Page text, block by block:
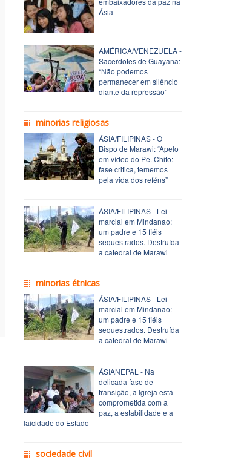
Ásia
AMÉRICA/VENEZUELA -
Sacerdotes de Guayana:
“Não podemos
permanecer em silêncio
diante da repressão”
minorias religiosas
ÁSIA/FILIPINAS - O
Bispo de Marawi: “Apelo
em vídeo do Pe. Chito:
fase critica, tememos
pela vida dos reféns”
ÁSIA/FILIPINAS - Lei
marcial em Mindanao:
um padre e 15 fiéis
sequestrados. Destruída
a catedral de Marawi
minorias étnicas
ÁSIA/FILIPINAS - Lei
marcial em Mindanao:
um padre e 15 fiéis
sequestrados. Destruída
a catedral de Marawi
ÁSIANEPAL - Na
delicada fase de
transição, a Igreja está
comprometida com a
paz, a estabilidade e a
laicidade do Estado
sociedade civil